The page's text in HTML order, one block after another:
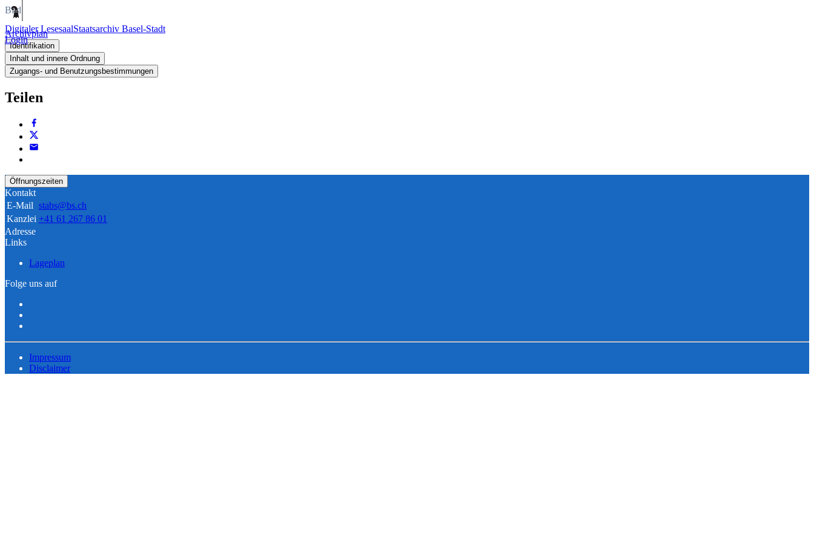
Digitaler LesesaalStaatsarchiv Basel-Stadt
Login
Bild
Archivplan
Identifikation
Inhalt und innere Ordnung
Zugangs- und Benutzungsbestimmungen
Teilen
Öffnungszeiten
Kontakt
E-Mail stabs@bs.ch
Kanzlei +41 61 267 86 01
Adresse
Links
Lageplan
Folge uns auf
Impressum
Disclaimer